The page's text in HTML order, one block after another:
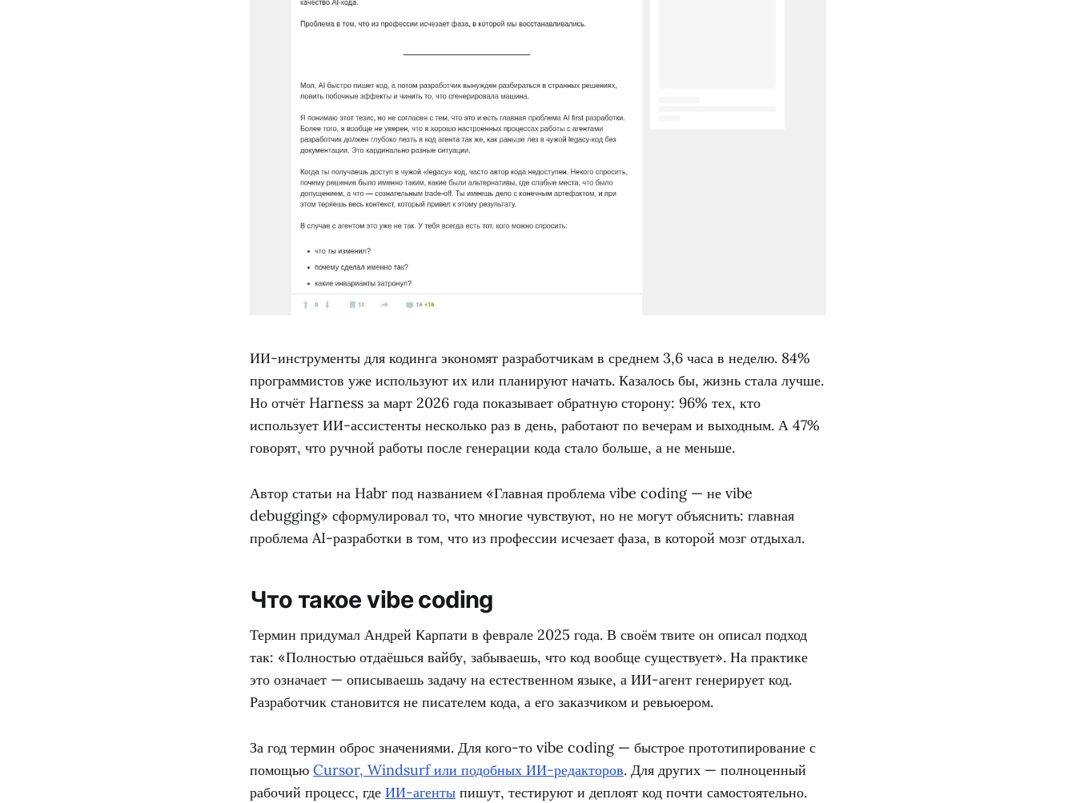
ИИ-инструменты для кодинга экономят разработчикам в среднем 3,6 часа в неделю. 84%
программистов уже используют их или планируют начать. Казалось бы, жизнь стала лучше.
Но отчёт Harness за март 2026 года показывает обратную сторону: 96% тех, кто
использует ИИ-ассистенты несколько раз в день, работают по вечерам и выходным. А 47%
говорят, что ручной работы после генерации кода стало больше, а не меньше.
Автор статьи на Habr под названием «Главная проблема vibe coding — не vibe
debugging» сформулировал то, что многие чувствуют, но не могут объяснить: главная
проблема AI-разработки в том, что из профессии исчезает фаза, в которой мозг отдыхал.
Что такое vibe coding
Термин придумал Андрей Карпати в феврале 2025 года. В своём твите он описал подход
так: «Полностью отдаёшься вайбу, забываешь, что код вообще существует». На практике
это означает — описываешь задачу на естественном языке, а ИИ-агент генерирует код.
Разработчик становится не писателем кода, а его заказчиком и ревьюером.
За год термин оброс значениями. Для кого-то vibe coding — быстрое прототипирование с
помощью Cursor, Windsurf или подобных ИИ-редакторов. Для других — полноценный
рабочий процесс, где ИИ-агенты пишут, тестируют и деплоят код почти самостоятельно.